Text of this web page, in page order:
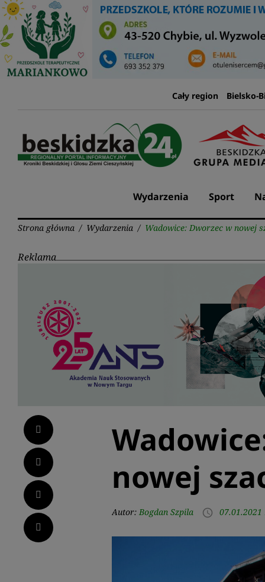
Przejdź
do
treści
Cały region Bielsko-
Wydarzenia Sport
Strona główna / Wydarzenia / Wadowice: Dworzec w nowej
Reklama
Facebook
Twitter
LinkedIn
Pinterest
nowej
Autor: Bogdan Szpila access_time 07.01.2021